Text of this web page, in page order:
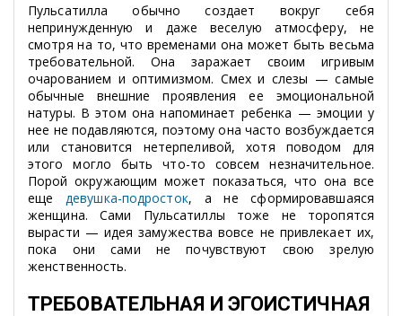
Пульсатилла обычно создает вокруг себя
непринужденную и даже веселую атмосферу, не
смотря на то, что временами она может быть весьма
требовательной. Она заражает своим игривым
очарованием и оптимизмом. Смех и слезы — самые
обычные внешние проявления ее эмоциональной
натуры. В этом она напоминает ребенка — эмоции у
нее не подавляются, поэтому она часто возбуждается
или становится нетерпеливой, хотя поводом для
этого могло быть что-то совсем незначительное.
Порой окружающим может показаться, что она все
еще девушка-подросток, а не сформировавшаяся
женщина. Сами Пульсатиллы тоже не торопятся
вырасти — идея замужества вовсе не привлекает их,
пока они сами не почувствуют свою зрелую
женственность.
ТРЕБОВАТЕЛЬНАЯ И ЭГОИСТИЧНАЯ